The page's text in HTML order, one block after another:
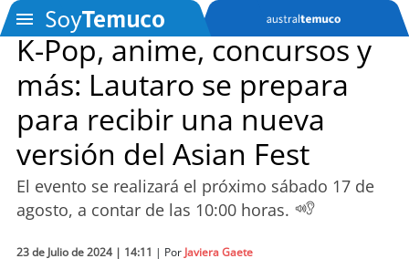
Podcast
Actualidad
K-Pop, anime, concursos y
más: Lautaro se prepara
para recibir una nueva
versión del Asian Fest
El evento se realizará el próximo sábado 17 de
agosto, a contar de las 10:00 horas.
23 de Julio de 2024 | 14:11 | Por Javiera Gaete